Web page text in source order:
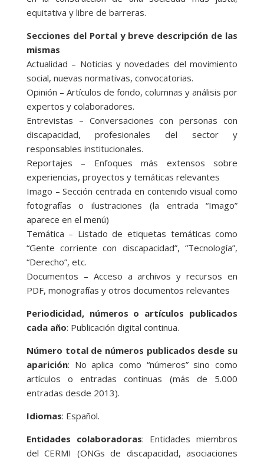
equitativa y libre de barreras.
Secciones del Portal y breve descripción de las
mismas
Actualidad – Noticias y novedades del movimiento
social, nuevas normativas, convocatorias.
Opinión – Artículos de fondo, columnas y análisis por
expertos y colaboradores.
Entrevistas – Conversaciones con personas con
discapacidad, profesionales del sector y
responsables institucionales.
Reportajes – Enfoques más extensos sobre
experiencias, proyectos y temáticas relevantes
Imago – Sección centrada en contenido visual como
fotografías o ilustraciones (la entrada “Imago”
aparece en el menú)
Temática – Listado de etiquetas temáticas como
“Gente corriente con discapacidad”, “Tecnología”,
“Derecho”, etc.
Documentos – Acceso a archivos y recursos en
PDF, monografías y otros documentos relevantes
Periodicidad, números o artículos publicados
cada año: Publicación digital continua.
Número total de números publicados desde su
aparición: No aplica como “números” sino como
artículos o entradas continuas (más de 5.000
entradas desde 2013).
Idiomas: Español.
Entidades colaboradoras: Entidades miembros
del CERMI (ONGs de discapacidad, asociaciones